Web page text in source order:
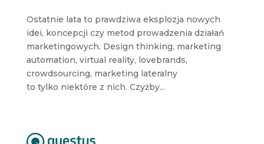
Ostatnie lata to prawdziwa eksplozja nowych
idei, koncepcji czy metod prowadzenia działań
marketingowych. Design thinking, marketing
automation, virtual reality, lovebrands,
crowdsourcing, marketing lateralny
to tylko niektóre z nich. Czyżby...